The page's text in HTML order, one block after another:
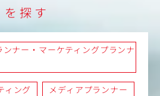
を探す
ナー・マーケティングプランナ
ィング メディアプランナー